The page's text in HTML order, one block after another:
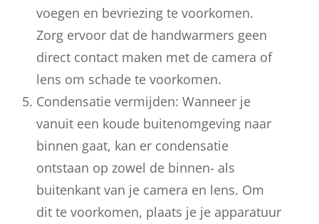
voegen en bevriezing te voorkomen.
Zorg ervoor dat de handwarmers geen
direct contact maken met de camera of
lens om schade te voorkomen.
Condensatie vermijden: Wanneer je
vanuit een koude buitenomgeving naar
binnen gaat, kan er condensatie
ontstaan op zowel de binnen- als
buitenkant van je camera en lens. Om
dit te voorkomen, plaats je je apparatuur